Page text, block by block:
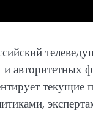
авторитетных